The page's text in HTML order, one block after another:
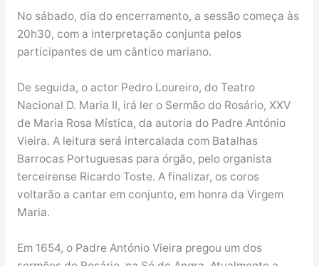
No sábado, dia do encerramento, a sessão começa às
20h30, com a interpretação conjunta pelos
participantes de um cântico mariano.
De seguida, o actor Pedro Loureiro, do Teatro
Nacional D. Maria II, irá ler o Sermão do Rosário, XXV
de Maria Rosa Mística, da autoria do Padre António
Vieira. A leitura será intercalada com Batalhas
Barrocas Portuguesas para órgão, pelo organista
terceirense Ricardo Toste. A finalizar, os coros
voltarão a cantar em conjunto, em honra da Virgem
Maria.
Em 1654, o Padre António Vieira pregou um dos